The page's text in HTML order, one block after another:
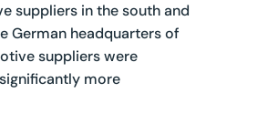
suppliers in the south and
German headquarters of
suppliers were
more